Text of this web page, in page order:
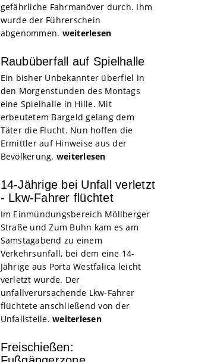
gefährliche Fahrmanöver durch. Ihm
wurde der Führerschein
abgenommen. weiterlesen
Raubüberfall auf Spielhalle
Ein bisher Unbekannter überfiel in
den Morgenstunden des Montags
eine Spielhalle in Hille. Mit
erbeutetem Bargeld gelang dem
Täter die Flucht. Nun hoffen die
Ermittler auf Hinweise aus der
Bevölkerung. weiterlesen
14-Jährige bei Unfall verletzt
- Lkw-Fahrer flüchtet
Im Einmündungsbereich Möllberger
Straße und Zum Buhn kam es am
Samstagabend zu einem
Verkehrsunfall, bei dem eine 14-
Jährige aus Porta Westfalica leicht
verletzt wurde. Der
unfallverursachende Lkw-Fahrer
flüchtete anschließend von der
Unfallstelle. weiterlesen
Freischießen: